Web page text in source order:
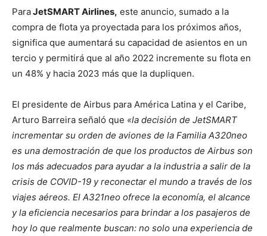
ParaJetSMART Airlines, este anuncio, sumado a la
compra de flota ya proyectada para los próximos años,
significa que aumentará su capacidad de asientos en un
tercio y permitirá que al año 2022 incremente su flota en
un 48% y hacia 2023 más que la dupliquen.
El presidente de Airbus para América Latina y el Caribe,
Arturo Barreira señaló que «la decisión de JetSMART
incrementar su orden de aviones de la Familia A320neo
es una demostración de que los productos de Airbus son
los más adecuados para ayudar a la industria a salir de la
crisis de COVID-19 y reconectar el mundo a través de los
viajes aéreos. El A321neo ofrece la economía, el alcance
y la eficiencia necesarios para brindar a los pasajeros de
hoy lo que realmente buscan: no solo una experiencia de